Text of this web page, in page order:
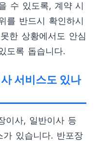
수 있도록, 계약 시
를 반드시 확인하시
한 상황에서도 안심
도록 돕습니다.
서비스도 있나
이사, 일반이사 등
가 있습니다. 반포장